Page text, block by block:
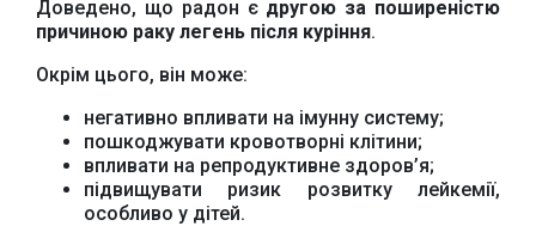
Доведено, що радон є другою за поширеністю
причиною раку легень після куріння.
Окрім цього, він може:
негативно впливати на імунну систему;
пошкоджувати кровотворні клітини;
впливати на репродуктивне здоров’я;
підвищувати ризик розвитку лейкемії,
особливо у дітей.